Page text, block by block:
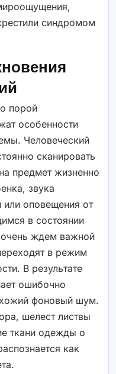
синдромом
порой
особенности
Человеческий
сканировать
предмет жизненно
звука
оповещения от
в состоянии
очень ждем важной
в режим
В результате
ошибочно
фоновый шум.
шелест листвы
ткани одежды о
как